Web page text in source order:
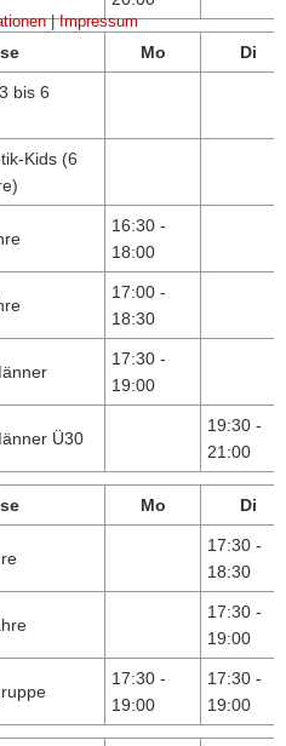
Mo Di
bis 6
Kids (6
16:30 -
18:00
17:00 -
18:30
17:30 -
19:00
Ü30
19:30 -
21:00
Mo Di
17:30 -
18:30
17:30 -
19:00
17:30 -
19:00
17:30 -
19:00
|Impressum